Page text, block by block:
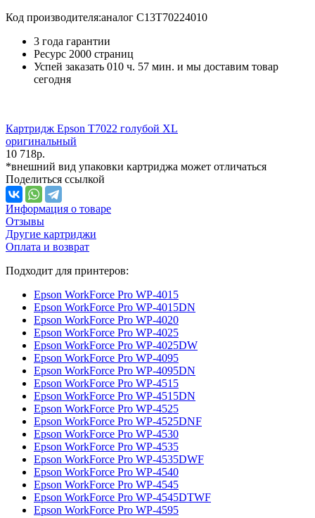
Код производителя:аналог C13T70224010
3 года гарантии
Ресурс 2000 страниц
Успей заказать 010 ч. 57 мин. и мы доставим товар
сегодня
Картридж Epson T7022 голубой XL
оригинальный
10 718р.
*внешний вид упаковки картриджа может отличаться
Поделиться ссылкой
Информация о товаре
Отзывы
Другие картриджи
Оплата и возврат
Подходит для принтеров:
Epson WorkForce Pro WP-4015
Epson WorkForce Pro WP-4015DN
Epson WorkForce Pro WP-4020
Epson WorkForce Pro WP-4025
Epson WorkForce Pro WP-4025DW
Epson WorkForce Pro WP-4095
Epson WorkForce Pro WP-4095DN
Epson WorkForce Pro WP-4515
Epson WorkForce Pro WP-4515DN
Epson WorkForce Pro WP-4525
Epson WorkForce Pro WP-4525DNF
Epson WorkForce Pro WP-4530
Epson WorkForce Pro WP-4535
Epson WorkForce Pro WP-4535DWF
Epson WorkForce Pro WP-4540
Epson WorkForce Pro WP-4545
Epson WorkForce Pro WP-4545DTWF
Epson WorkForce Pro WP-4595